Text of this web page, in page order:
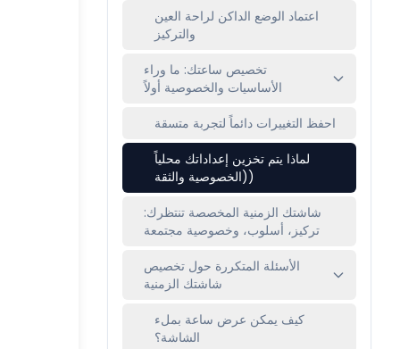
اعتماد الوضع الداكن لراحة العين
والتركيز
تخصيص ساعتك: ما وراء
الأساسيات والخصوصية أولاً
احفظ التغييرات دائماً لتجربة متسقة
لماذا يتم تخزين إعداداتك محلياً
(الخصوصية والثقة)
شاشتك الزمنية المخصصة تنتظرك:
تركيز، أسلوب، وخصوصية مجتمعة
الأسئلة المتكررة حول تخصيص
شاشتك الزمنية
كيف يمكن عرض ساعة بملء
الشاشة؟